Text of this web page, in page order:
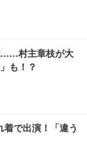
……村主章枝が大
も！？
で出演！「違う